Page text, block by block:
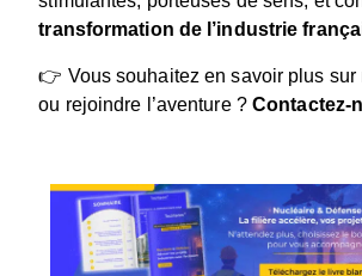
transformation de l’industrie
👉 Vous souhaitez en savoir plus
ou rejoindre l’aventure ? Contactez-